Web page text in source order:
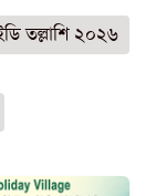
তল্লাশি ২০২৬